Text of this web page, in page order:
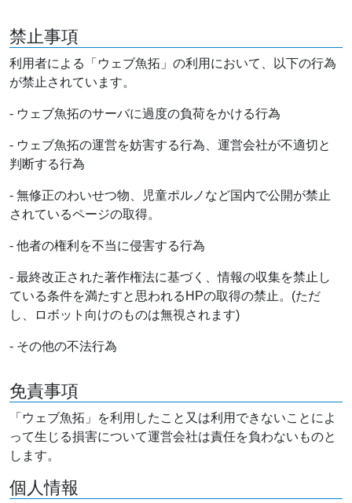
禁止事項
利用者による「ウェブ魚拓」の利用において、以下の行為
が禁止されています。
- ウェブ魚拓のサーバに過度の負荷をかける行為
- ウェブ魚拓の運営を妨害する行為、運営会社が不適切と
判断する行為
- 無修正のわいせつ物、児童ポルノなど国内で公開が禁止
されているページの取得。
- 他者の権利を不当に侵害する行為
- 最終改正された著作権法に基づく、情報の収集を禁止し
ている条件を満たすと思われるHPの取得の禁止。(ただ
し、ロボット向けのものは無視されます)
- その他の不法行為
免責事項
「ウェブ魚拓」を利用したこと又は利用できないことによ
って生じる損害について運営会社は責任を負わないものと
します。
個人情報